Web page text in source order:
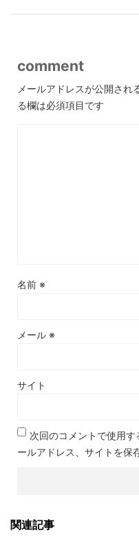
comment
メールアドレスが公開され
る欄は必須項目です
名前 ※
メール ※
サイト
次回のコメントで使用
ールアドレス、サイトを保
関連記事